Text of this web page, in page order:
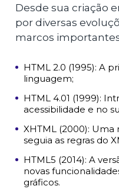
Desde sua criação
por diversas
marcos
HTML 2.0 (1995): A
linguagem;
HTML 4.01 (1999):
acessibilidade e no
XHTML (2000):
seguia as regras do
HTML5 (2014): A
novas
gráficos.